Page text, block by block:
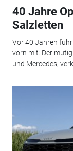
40 Jahre
Salzletten
Vor 40 Jahren
vorn mit: Der
und Mercedes,